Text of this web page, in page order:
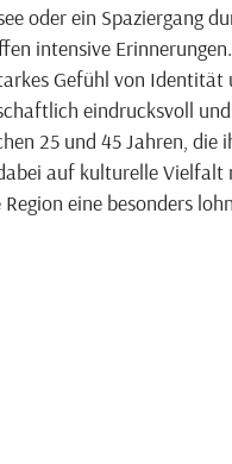
oder ein Spaziergang
intensive
Gefühl von Identität
eindrucksvoll
25 und 45 Jahren,
auf kulturelle
Region eine besonders